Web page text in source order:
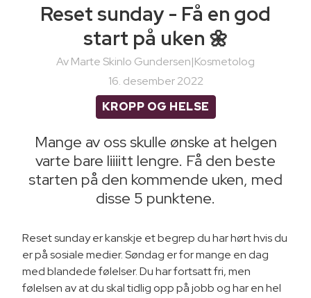
Reset sunday - Få en god
start på uken 🌼
Av Marte Skinlo Gundersen|Kosmetolog
16. desember 2022
KROPP OG HELSE
Mange av oss skulle ønske at helgen
varte bare liiiitt lengre. Få den beste
starten på den kommende uken, med
disse 5 punktene.
Reset sunday er kanskje et begrep du har hørt hvis du
er på sosiale medier. Søndag er for mange en dag
med blandede følelser. Du har fortsatt fri, men
følelsen av at du skal tidlig opp på jobb og har en hel